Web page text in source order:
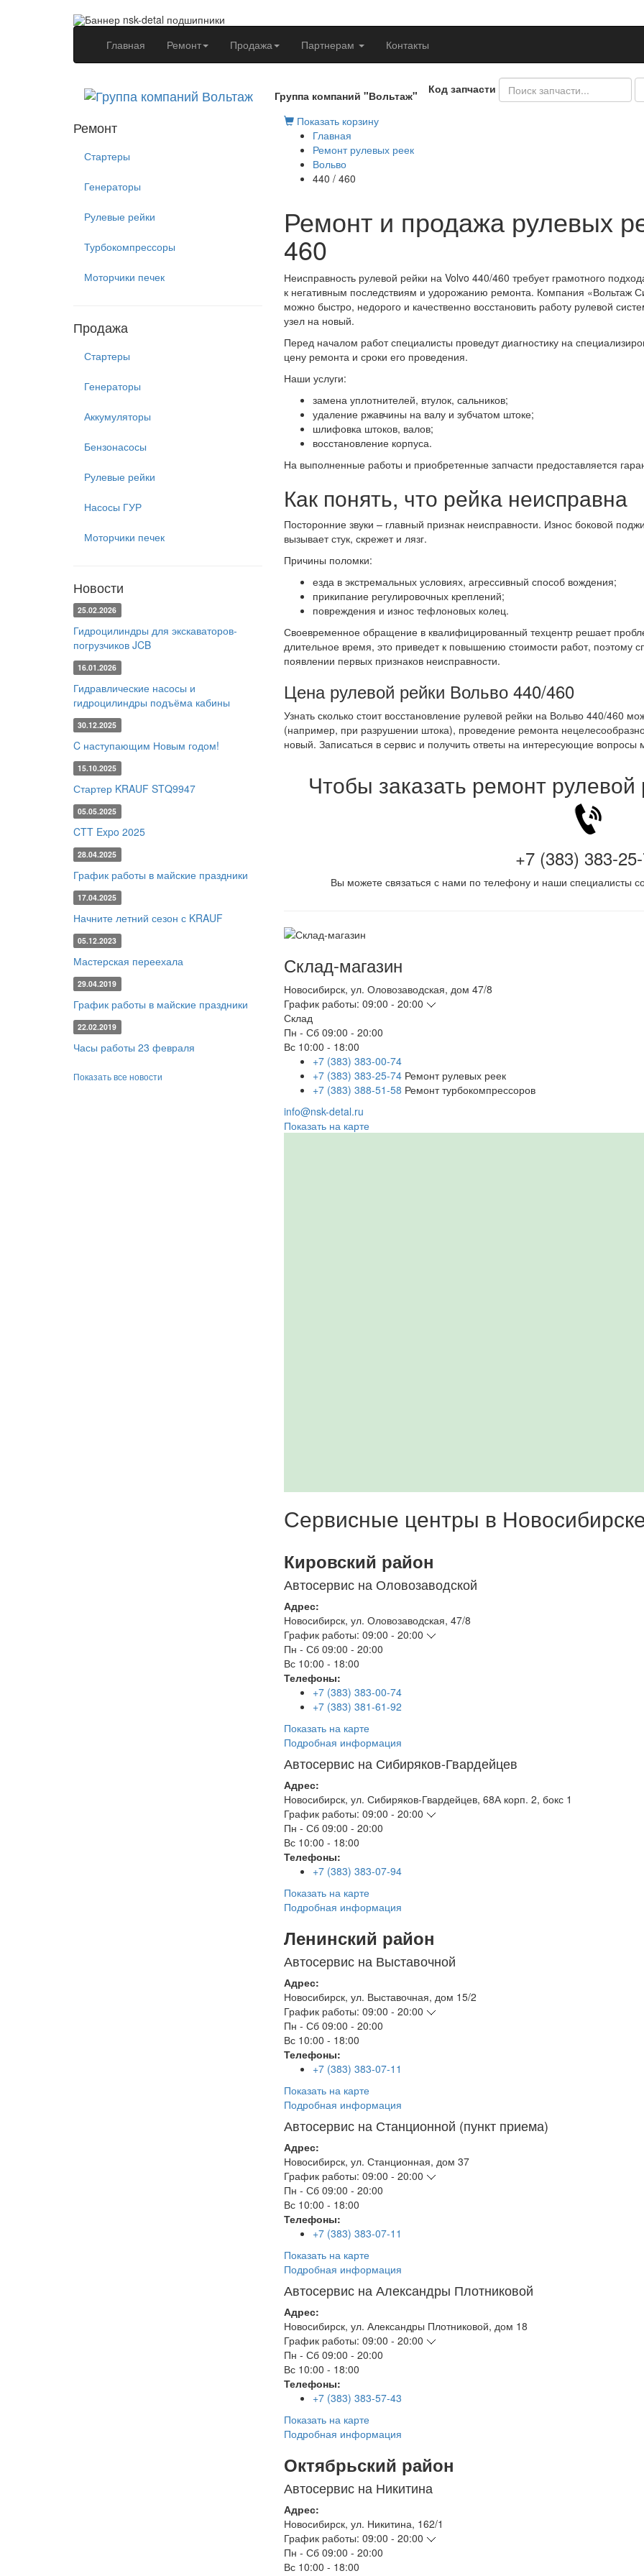
Главная (current)Ремонт Продажа Партнерам Контакты
Группа компаний "Вольтаж"
Код запчасти
Ремонт
Стартеры
Генераторы
Рулевые рейки
Турбокомпрессоры
Моторчики печек
Продажа
Стартеры
Генераторы
Аккумуляторы
Бензонасосы
Рулевые рейки
Насосы ГУР
Моторчики печек
Новости
25.02.2026
Гидроцилиндры для экскаваторов-
погрузчиков JCB
16.01.2026
Гидравлические насосы и
гидроцилиндры подъёма кабины
30.12.2025
C наступающим Новым годом!
15.10.2025
Стартер KRAUF STQ9947
05.05.2025
CTT Expo 2025
28.04.2025
График работы в майские праздники
17.04.2025
Начните летний сезон с KRAUF
05.12.2023
Мастерская переехала
29.04.2019
График работы в майские праздники
22.02.2019
Часы работы 23 февраля
Показать все новости
Показать корзину
Главная
Ремонт рулевых реек
Вольво
440 / 460
Ремонт и продажа рулевых
460
Неисправность рулевой рейки на Volvo 440/460 требует грамотного
к негативным последствиям и удорожанию ремонта. Компания «Вольтаж
можно быстро, недорого и качественно восстановить работу рулевой
узел на новый.
Перед началом работ специалисты проведут диагностику на
цену ремонта и сроки его проведения.
Наши услуги:
замена уплотнителей, втулок, сальников;
удаление ржавчины на валу и зубчатом штоке;
шлифовка штоков, валов;
восстановление корпуса.
На выполненные работы и приобретенные запчасти предоставляется
Как понять, что рейка неисправна
Посторонние звуки – главный признак неисправности. Износ боковой
вызывает стук, скрежет и лязг.
Причины поломки:
езда в экстремальных условиях, агрессивный способ вождения;
прикипание регулировочных креплений;
повреждения и износ тефлоновых колец.
Своевременное обращение в квалифицированный техцентр решает
длительное время, это приведет к повышению стоимости работ, поэтому
появлении первых признаков неисправности.
Цена рулевой рейки Вольво 440/460
Узнать сколько стоит восстановление рулевой рейки на Вольво 440/460
(например, при разрушении штока), проведение ремонта
новый. Записаться в сервис и получить ответы на интересующие
Чтобы заказать ремонт
+7 (383) 383-
Вы можете связаться с нами по телефону и наши специалисты
Склад-магазин
Новосибирск, ул. Оловозаводская, дом 47/8
График работы: 09:00 - 20:00
Склад
Пн - Сб 09:00 - 20:00
Вс 10:00 - 18:00
+7 (383) 383-00-74
+7 (383) 383-25-74 Ремонт рулевых реек
+7 (383) 388-51-58 Ремонт турбокомпрессоров
info@nsk-detal.ru
Показать на карте
Сервисные центры в
Кировский район
Автосервис на Оловозаводской
Адрес:
Новосибирск, ул. Оловозаводская, 47/8
График работы: 09:00 - 20:00
Пн - Сб 09:00 - 20:00
Вс 10:00 - 18:00
Телефоны:
+7 (383) 383-00-74
+7 (383) 381-61-92
Показать на карте
Подробная информация
Автосервис на Сибиряков-Гвардейцев
Адрес:
Новосибирск, ул. Сибиряков-Гвардейцев, 68А корп. 2, бокс 1
График работы: 09:00 - 20:00
Пн - Сб 09:00 - 20:00
Вс 10:00 - 18:00
Телефоны:
+7 (383) 383-07-94
Показать на карте
Подробная информация
Ленинский район
Автосервис на Выставочной
Адрес:
Новосибирск, ул. Выставочная, дом 15/2
График работы: 09:00 - 20:00
Пн - Сб 09:00 - 20:00
Вс 10:00 - 18:00
Телефоны:
+7 (383) 383-07-11
Показать на карте
Подробная информация
Автосервис на Станционной (пункт приема)
Адрес:
Новосибирск, ул. Станционная, дом 37
График работы: 09:00 - 20:00
Пн - Сб 09:00 - 20:00
Вс 10:00 - 18:00
Телефоны:
+7 (383) 383-07-11
Показать на карте
Подробная информация
Автосервис на Александры Плотниковой
Адрес:
Новосибирск, ул. Александры Плотниковой, дом 18
График работы: 09:00 - 20:00
Пн - Сб 09:00 - 20:00
Вс 10:00 - 18:00
Телефоны:
+7 (383) 383-57-43
Показать на карте
Подробная информация
Октябрьский район
Автосервис на Никитина
Адрес:
Новосибирск, ул. Никитина, 162/1
График работы: 09:00 - 20:00
Пн - Сб 09:00 - 20:00
Вс 10:00 - 18:00